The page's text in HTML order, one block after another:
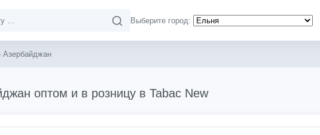
Выберите город:
Азербайджан
оптом и в розницу в Tabac New